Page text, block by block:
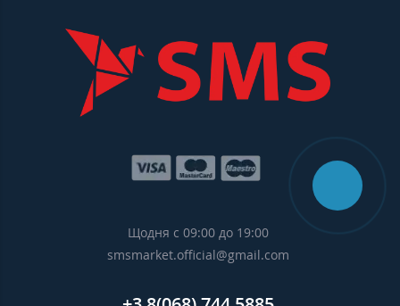
Щодня с 09:00 до 19:00
smsmarket.official@gmail.com